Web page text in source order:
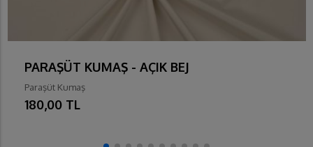
PARAŞÜT KUMAŞ - AÇIK BEJ
Paraşüt Kumaş
180,00 TL